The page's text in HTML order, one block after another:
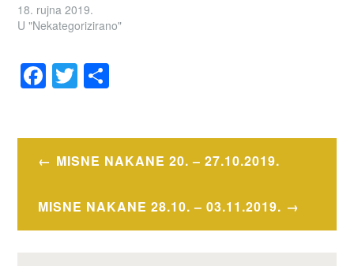
18. rujna 2019.
U "Nekategorizirano"
F
a
e
b
o
o
T
wi
er e
Navigacija
MISNE NAKANE 20. – 27.10.2019.
MISNE NAKANE 28.10. – 03.11.2019.